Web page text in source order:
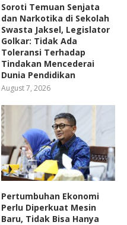
Soroti Temuan Senjata
dan Narkotika di Sekolah
Swasta Jaksel, Legislator
Golkar: Tidak Ada
Toleransi Terhadap
Tindakan Mencederai
Dunia Pendidikan
August 7, 2026
Pertumbuhan Ekonomi
Perlu Diperkuat Mesin
Baru, Tidak Bisa Hanya